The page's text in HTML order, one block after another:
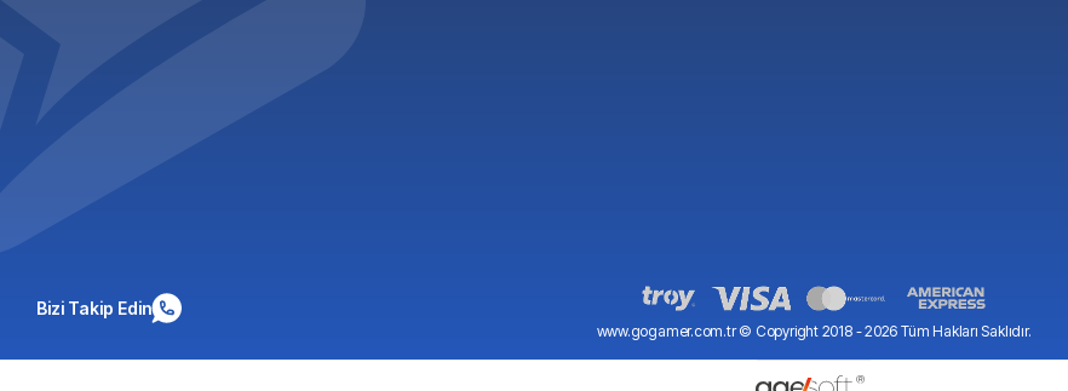
Bizi Takip Edin
www.gogamer.com.tr © Copyright 2018 -2026 Tüm Hakları Saklıdır.